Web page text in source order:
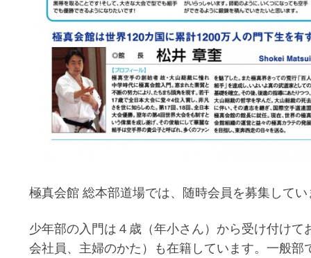
極真会館 総本部道場では、随時会員を募集してい
少年部の入門は４歳（年小さん）から受け付けて
会社員、主婦のかた）も在籍しています。一般部